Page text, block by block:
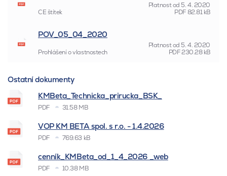
Platnost od 5. 4. 2020
CE štítek
PDF82.81 kB
POV_05_04_2020
Platnost od 5. 4. 2020
Prohlášení o vlastnostech
PDF230.28 kB
Ostatní dokumenty
KMBeta_Technicka_prirucka_BSK_
PDF 31.58 MB
VOP KM BETA spol. s r.o. - 1.4.2026
PDF 769.63 kB
cenník_KMBeta_od_1_4_2026 _web
PDF 10.38 MB